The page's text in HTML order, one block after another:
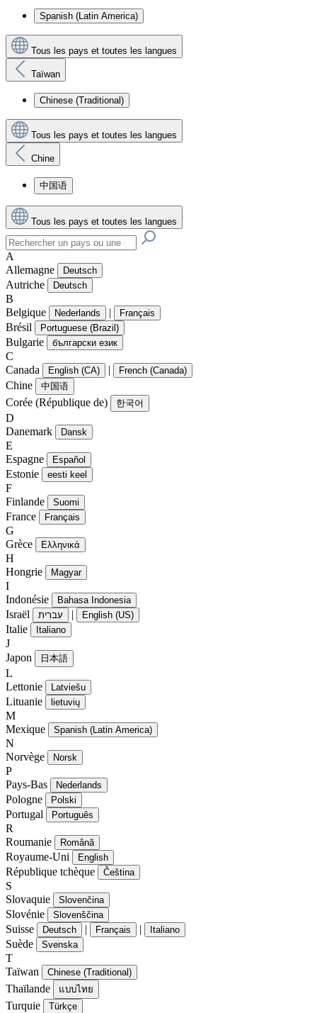
Spanish (Latin America)
Tous les pays et toutes les langues
Taïwan
Chinese (Traditional)
Tous les pays et toutes les langues
Chine
中国语
Tous les pays et toutes les langues
A
Allemagne
Deutsch
Autriche Deutsch
B
Belgique
Nederlands | Français
Brésil Portuguese (Brazil)
Bulgarie български език
C
Canada
English (CA) | French (Canada)
Chine 中国语
Corée (République de) 한국어
D
Danemark
Dansk
E
Espagne
Español
Estonie eesti keel
F
Finlande
Suomi
France Français
G
Grèce
Ελληνικά
H
Hongrie
Magyar
I
Indonésie
Bahasa Indonesia
Israël עִברִית | English (US)
Italie Italiano
J
Japon
日本語
L
Lettonie
Latviešu
Lituanie lietuvių
M
Mexique
Spanish (Latin America)
N
Norvège
Norsk
P
Pays-Bas
Nederlands
Pologne Polski
Portugal Português
R
Roumanie
Română
Royaume-Uni English
République tchèque Čeština
S
Slovaquie
Slovenčina
Slovénie Slovenščina
Suisse Deutsch | Français | Italiano
Suède Svenska
T
Taïwan
Chinese (Traditional)
Thaïlande แบบไทย
Turquie Türkçe